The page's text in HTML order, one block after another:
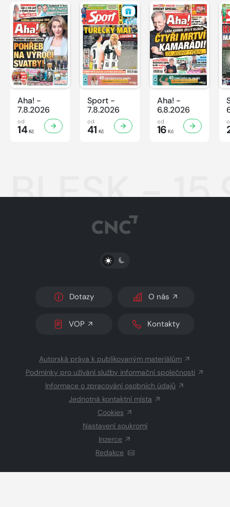
Aha! -
7.8.2026
od
14Kč
Sport -
7.8.2026
od
41 Kč
Aha! -
6.8.2026
od
16 Kč
BLESK -
PŘEPNOUT SVĚTLÝ/TMAVÝ REŽIM
Dotazy O nás
VOP Kontakty
Autorská práva k publikovaným materiálům
Podmínky pro užívání služby informační společnosti
Informace o zpracování osobních údajů
Jednotná kontaktní místa
Cookies
Nastavení soukromí
Inzerce
Redakce